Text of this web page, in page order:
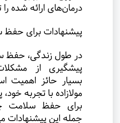
درمان‌های ارائه شده
پیشنهادات برای
در طول زندگی، حفظ
پیشگیری از
بسیار حائز اهمیت
مولازاده با تجربه
برای حفظ سلامت
جمله این پیشنهادات